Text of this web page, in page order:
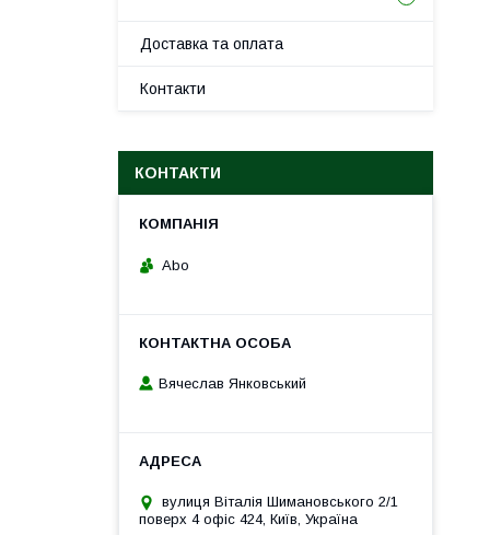
Доставка та оплата
Контакти
КОНТАКТИ
Abo
Вячеслав Янковський
вулиця Віталія Шимановського 2/1
поверх 4 офіс 424, Київ, Україна